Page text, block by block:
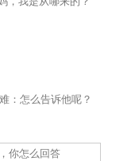
：怎么告诉他呢？